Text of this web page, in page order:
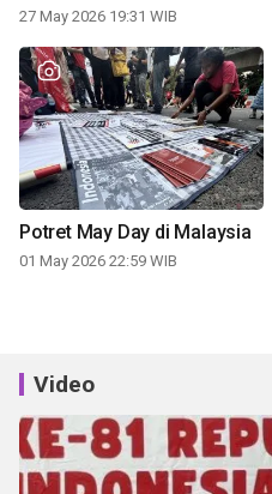
27 May 2026 19:31 WIB
Potret May Day di Malaysia
01 May 2026 22:59 WIB
Video